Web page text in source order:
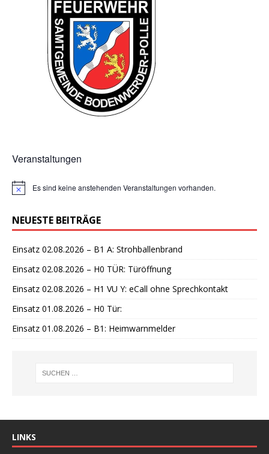
Veranstaltungen
H
w
e
s
Es sind keine anstehenden Veranstaltungen vorhanden.
NEUESTE BEITRÄGE
Einsatz 02.08.2026 – B1 A: Strohballenbrand
Einsatz 02.08.2026 – H0 TÜR: Türöffnung
Einsatz 02.08.2026 – H1 VU Y: eCall ohne Sprechkontakt
Einsatz 01.08.2026 – H0 Tür:
Einsatz 01.08.2026 – B1: Heimwarnmelder
LINKS